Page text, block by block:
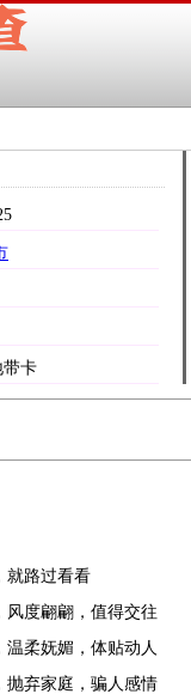
带卡
就路过看看
风度翩翩，值得交往
温柔妩媚，体贴动人
抛弃家庭，骗人感情